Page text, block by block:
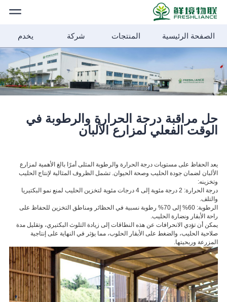
الصفحة
المنتجات
شركة
الأخبار
خدمة
اتصل
الصفحة الرئيسية المنتجات شركة يخدم
حل مراقبة درجة الحرارة والرطوبة في
الوقت الفعلي لمزارع الألبان
يعد الحفاظ على مستويات درجة الحرارة والرطوبة المثلى أمرًا بالغ الأهمية لمزارع
الألبان لضمان جودة الحليب وصحة الحيوان. تشمل الظروف المثالية لإنتاج الحليب
وتخزينه:
درجة الحرارة: 2 درجة مئوية إلى 4 درجات مئوية لتخزين الحليب لمنع نمو البكتيريا
والتلف.
الرطوبة: 60% إلى 70% رطوبة نسبية في الحظائر ومناطق التخزين للحفاظ على
راحة الأبقار ونضارة الحليب.
يمكن أن تؤدي الانحرافات عن هذه النطاقات إلى زيادة التلوث البكتيري، وتقليل مدة
صلاحية الحليب، والضغط على الأبقار الحلوب، مما يؤثر في النهاية على إنتاجية
المزرعة وربحيتها.